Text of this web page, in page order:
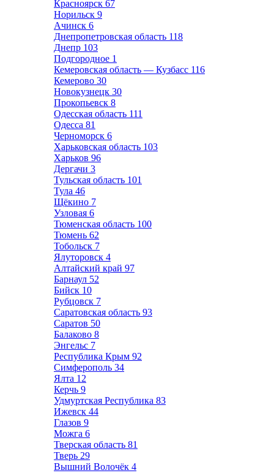
Красноярск 67
Норильск 9
Ачинск 6
Днепропетровская область 118
Днепр 103
Подгородное 1
Кемеровская область — Кузбасс 116
Кемерово 30
Новокузнецк 30
Прокопьевск 8
Одесская область 111
Одесса 81
Черноморск 6
Харьковская область 103
Харьков 96
Дергачи 3
Тульская область 101
Тула 46
Щёкино 7
Узловая 6
Тюменская область 100
Тюмень 62
Тобольск 7
Ялуторовск 4
Алтайский край 97
Барнаул 52
Бийск 10
Рубцовск 7
Саратовская область 93
Саратов 50
Балаково 8
Энгельс 7
Республика Крым 92
Симферополь 34
Ялта 12
Керчь 9
Удмуртская Республика 83
Ижевск 44
Глазов 9
Можга 6
Тверская область 81
Тверь 29
Вышний Волочёк 4